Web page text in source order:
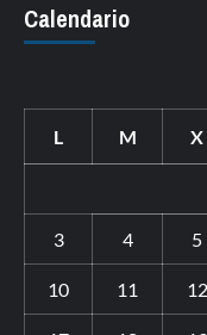
Calendario
L M X
3 4 5
10 11 12